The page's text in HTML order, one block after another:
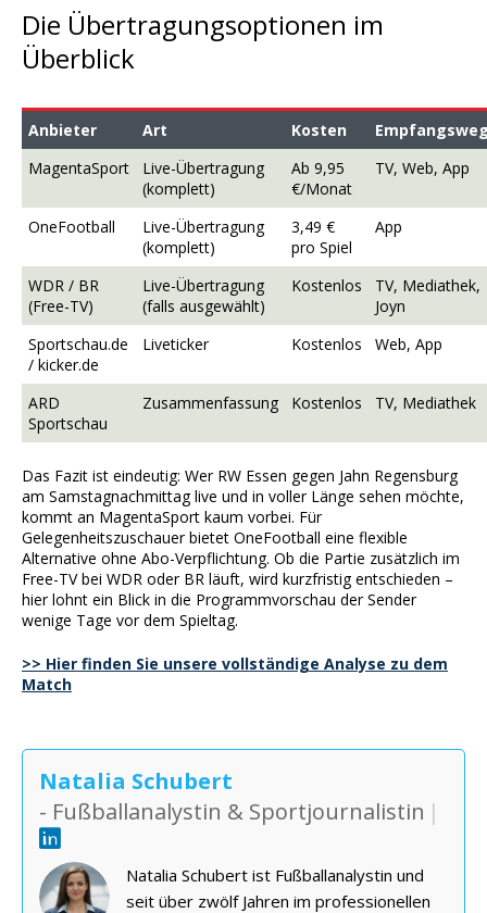
Die Übertragungsoptionen im
Überblick
Anbieter Art Kosten
MagentaSport
Live-Übertragung
(komplett)
Ab 9,95
€/Monat
TV, Web, App
OneFootball
Live-Übertragung
(komplett)
3,49 €
pro Spiel
App
WDR / BR
(Free-TV)
Live-Übertragung
(falls ausgewählt)
Kostenlos
TV, Mediathek,
Joyn
Sportschau.de
/ kicker.de
Liveticker Kostenlos Web, App
ARD
Sportschau
Zusammenfassung Kostenlos TV, Mediathek
Das Fazit ist eindeutig: Wer RW Essen gegen Jahn Regensburg
am Samstagnachmittag live und in voller Länge sehen möchte,
kommt an MagentaSport kaum vorbei. Für
Gelegenheitszuschauer bietet OneFootball eine flexible
Alternative ohne Abo-Verpflichtung. Ob die Partie zusätzlich im
Free-TV bei WDR oder BR läuft, wird kurzfristig entschieden –
hier lohnt ein Blick in die Programmvorschau der Sender
wenige Tage vor dem Spieltag.
>> Hier finden Sie unsere vollständige Analyse zu dem
Match
Natalia Schubert
- Fußballanalystin & Sportjournalistin |
Natalia Schubert ist Fußballanalystin und
seit über zwölf Jahren im professionellen